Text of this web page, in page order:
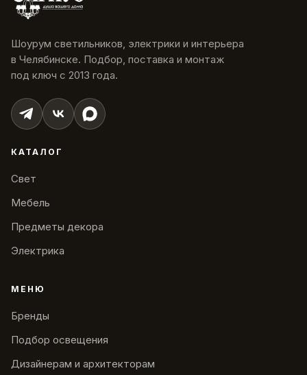
Шоурум светильников, электрики и интерьера
в Челябинске. Подбор, поставка и монтаж
под ключ с 2013 года.
КАТАЛОГ
Свет
Мебель
Предметы декора
Электрика
МЕНЮ
Бренды
Подбор освещения
Дизайнерам и архитекторам